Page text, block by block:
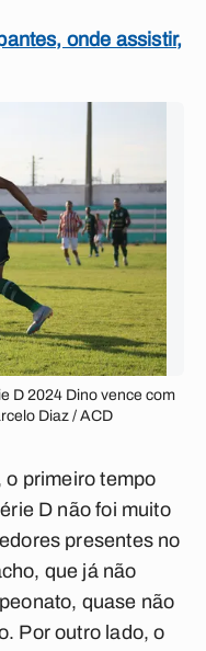
onde assistir,
D 2024 Dino vence com
Diaz / ACD
o primeiro tempo
D não foi muito
presentes no
que já não
quase não
Por outro lado, o